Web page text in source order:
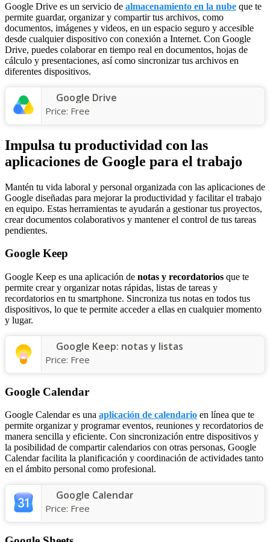
Google Drive es un servicio de almacenamiento en la nube que te
permite guardar, organizar y compartir tus archivos, como
documentos, imágenes y videos, en un espacio seguro y accesible
desde cualquier dispositivo con conexión a Internet. Con Google
Drive, puedes colaborar en tiempo real en documentos, hojas de
cálculo y presentaciones, así como sincronizar tus archivos en
diferentes dispositivos.
Google Drive
Price: Free
Impulsa tu productividad con las
aplicaciones de Google para el trabajo
Mantén tu vida laboral y personal organizada con las aplicaciones de
Google diseñadas para mejorar la productividad y facilitar el trabajo
en equipo. Estas herramientas te ayudarán a gestionar tus proyectos,
crear documentos colaborativos y mantener el control de tus tareas
pendientes.
Google Keep
Google Keep es una aplicación de notas y recordatorios que te
permite crear y organizar notas rápidas, listas de tareas y
recordatorios en tu smartphone. Sincroniza tus notas en todos tus
dispositivos, lo que te permite acceder a ellas en cualquier momento
y lugar.
Google Keep: notas y listas
Price: Free
Google Calendar
Google Calendar es una aplicación de calendario en línea que te
permite organizar y programar eventos, reuniones y recordatorios de
manera sencilla y eficiente. Con sincronización entre dispositivos y
la posibilidad de compartir calendarios con otras personas, Google
Calendar facilita la planificación y coordinación de actividades tanto
en el ámbito personal como profesional.
Google Calendar
Price: Free